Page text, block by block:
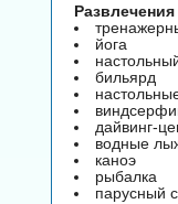
йога
бильярд
дайвинг-
водные
каноэ
рыбалка
парусный